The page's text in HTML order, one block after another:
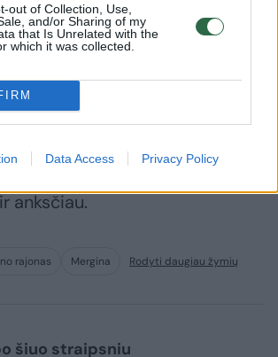
out of Collection, Use,
and/or Sharing of my
that Is Unrelated with the
which it was collected.
Data Access Privacy Policy
jos namus siekta sudeginti iš
buvo kilęs didelis pavojus.
anksčiau.
rajonas Mergina Rodyti daugiau žymių
šiuo straipsniu